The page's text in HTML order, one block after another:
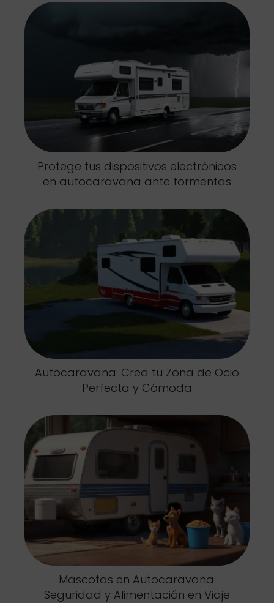
Protege tus dispositivos electrónicos
en autocaravana ante tormentas
Autocaravana: Crea tu Zona de Ocio
Perfecta y Cómoda
Mascotas en Autocaravana:
Seguridad y Alimentación en Viaje